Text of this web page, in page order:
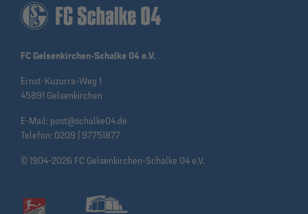
FC Gelsenkirchen-Schalke 04 e.V.
Ernst-Kuzorra-Weg 1
45891 Gelsenkirchen
E-Mail: post@schalke04.de
Telefon: 0209 | 97751877
© 1904-2026 FC Gelsenkirchen-Schalke 04 e.V.